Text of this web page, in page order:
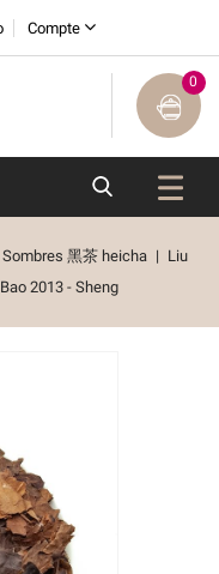
Compte
0
黑茶 heicha
Liu
2013 - Sheng